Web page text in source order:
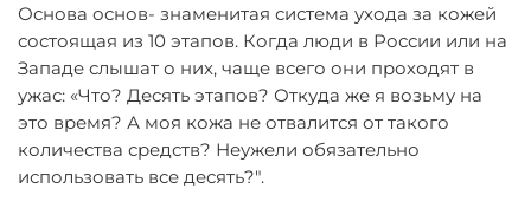
Основа основ- знаменитая система ухода за кожей
состоящая из 10 этапов. Когда люди в России или на
Западе слышат о них, чаще всего они проходят в
ужас: «Что? Десять этапов? Откуда же я возьму на
это время? А моя кожа не отвалится от такого
количества средств? Неужели обязательно
использовать все десять?".